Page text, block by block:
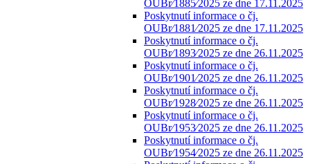
OUBr⁄1885⁄2025 ze dne 17.11.2025
Poskytnutí informace o čj.
OUBr⁄1881⁄2025 ze dne 17.11.2025
Poskytnutí informace o čj.
OUBr⁄1893⁄2025 ze dne 26.11.2025
Poskytnutí informace o čj.
OUBr⁄1901⁄2025 ze dne 26.11.2025
Poskytnutí informace o čj.
OUBr⁄1928⁄2025 ze dne 26.11.2025
Poskytnutí informace o čj.
OUBr⁄1953⁄2025 ze dne 26.11.2025
Poskytnutí informace o čj.
OUBr⁄1954⁄2025 ze dne 26.11.2025